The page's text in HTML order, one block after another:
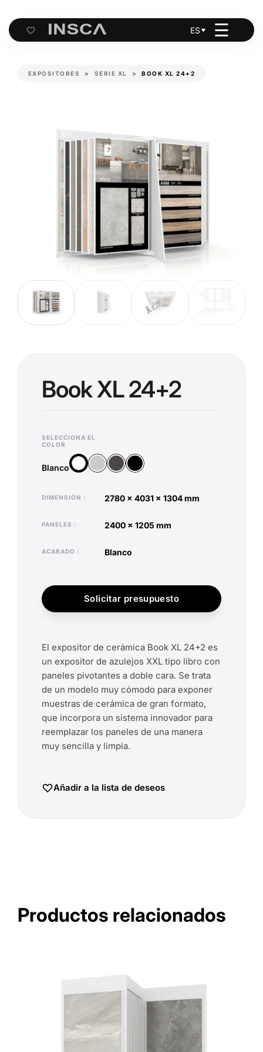
Cart
ES ☰
EXPOSITORES SERIE XL BOOK XL 24+2
Book XL 24+2
SELECCIONA EL
COLOR
Blanco
BlancoPlataAntracitaNegro
DIMENSIÓN 2780 x 4031 x 1304 mm
PANELES 2400 x 1205 mm
ACABADO blanco
Solicitar presupuesto
El expositor de cerámica Book XL 24+2 es
un expositor de azulejos XXL tipo libro con
paneles pivotantes a doble cara. Se trata
de un modelo muy cómodo para exponer
muestras de cerámica de gran formato,
que incorpora un sistema innovador para
reemplazar los paneles de una manera
muy sencilla y limpia.
Añadir a la lista de deseos
Productos relacionados